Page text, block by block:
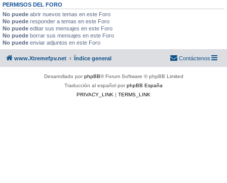
PERMISOS DEL FORO
No puede abrir nuevos temas en este Foro
No puede responder a temas en este Foro
No puede editar sus mensajes en este Foro
No puede borrar sus mensajes en este Foro
No puede enviar adjuntos en este Foro
www.Xtremefpv.net Índice general Contáctenos
Desarrollado porphpBB® Forum Software © phpBB Limited
Traducción al español porphpBB España
PRIVACY_LINK | TERMS_LINK